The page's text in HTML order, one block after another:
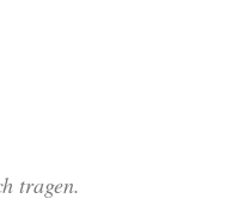
tragen.